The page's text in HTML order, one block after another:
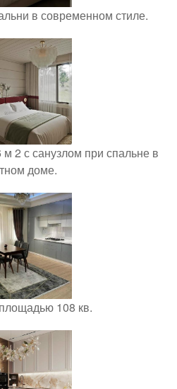
в современном стиле.
м 2 с санузлом при спальне в
доме.
108 кв.